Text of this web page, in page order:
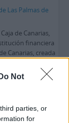
Do Not
parties, or
for
Las Palmas de
de Canarias,
financiera
Canarias, creada
la propia Caja a
... »
con la
de Ahorros de